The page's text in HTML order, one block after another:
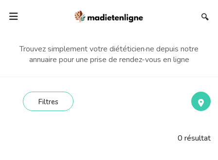
🔍
Trouvez simplement votre diététicien·ne depuis notre
annuaire pour une prise de rendez-vous en ligne
Filtres
0résultat